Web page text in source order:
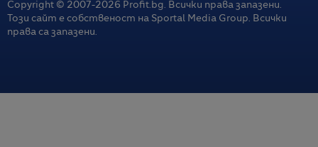
Copyright © 2007-2026 Profit.bg. Всички права запазени.
Този сайт е собственост на Sportal Media Group. Всички
права са запазени.